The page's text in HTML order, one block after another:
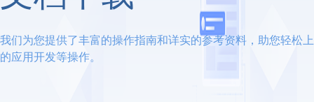
我们为您提供了丰富的操作指南和详实的参考资料，助您轻松
的应用开发等操作。